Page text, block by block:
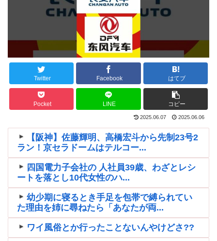
Twitter Facebook はてブ
Pocket LINE コピー
2025.06.07 2025.06.06
【阪神】佐藤輝明、高橋宏斗から先制23号2
ラン！京セラドームはテルコー...
四国電力子会社の 人社員39歳、わざとレシ
ートを落とし10代女性のハ...
幼少期に寝るとき手足を包帯で縛られてい
た理由を姉に尋ねたら「あなたが両...
ワイ風俗とか行ったことないんやけどさ??